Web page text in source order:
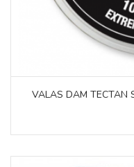
VALAS DAM TECTAN